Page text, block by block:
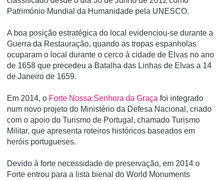
Património Mundial da Humanidade pela UNESCO.
A boa posição estratégica do local evidenciou-se durante a
Guerra da Restauração, quando as tropas espanholas
ocuparam o local durante o cerco à cidade de Elvas no ano
de 1658 que precedeu a Batalha das Linhas de Elvas a 14
de Janeiro de 1659.
Em 2014, o Forte Nossa Senhora da Graça foi integrado
num novo projeto do Ministério da Defesa Nacional, criado
com o apoio do Turismo de Portugal, chamado Turismo
Militar, que apresenta roteiros históricos baseados em
heróis portugueses.
Devido à forte necessidade de preservação, em 2014 o
Forte entrou para a lista bienal do World Monuments